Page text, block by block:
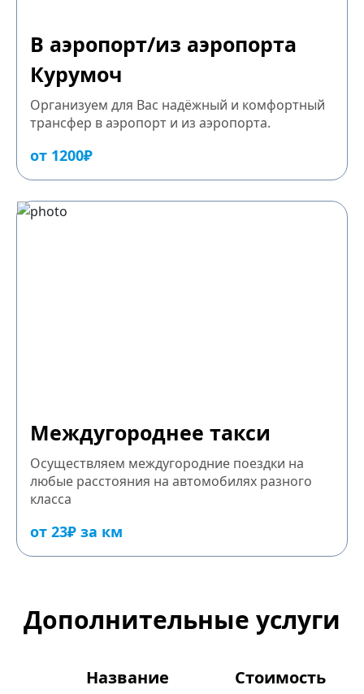
В аэропорт/из аэропорта
Курумоч
Организуем для Вас надёжный и комфортный
трансфер в аэропорт и из аэропорта.
от 1200₽
Междугороднее такси
Осуществляем междугородние поездки на
любые расстояния на автомобилях разного
класса
от 23₽ за км
Дополнительные услуги
Название
Стоимость